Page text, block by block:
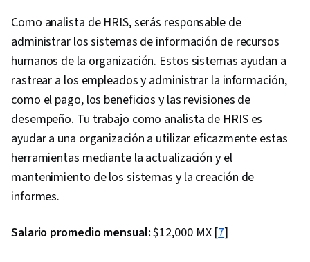
Como analista de HRIS, serás responsable de
administrar los sistemas de información de recursos
humanos de la organización. Estos sistemas ayudan a
rastrear a los empleados y administrar la información,
como el pago, los beneficios y las revisiones de
desempeño. Tu trabajo como analista de HRIS es
ayudar a una organización a utilizar eficazmente estas
herramientas mediante la actualización y el
mantenimiento de los sistemas y la creación de
informes.
Salario promedio mensual:$12,000 MX [7]